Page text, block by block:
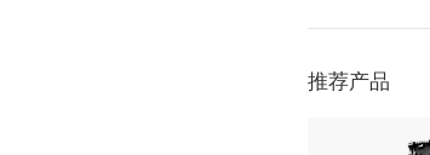
推荐产品